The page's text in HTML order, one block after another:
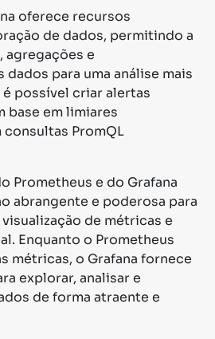
oferece recursos
de dados, permitindo a
e
para uma análise mais
é possível criar alertas
base em limiares
PromQL
Prometheus e do Grafana
abrangente e poderosa para
de métricas e
Enquanto o Prometheus
métricas, o Grafana fornece
explorar, analisar e
de forma atraente e